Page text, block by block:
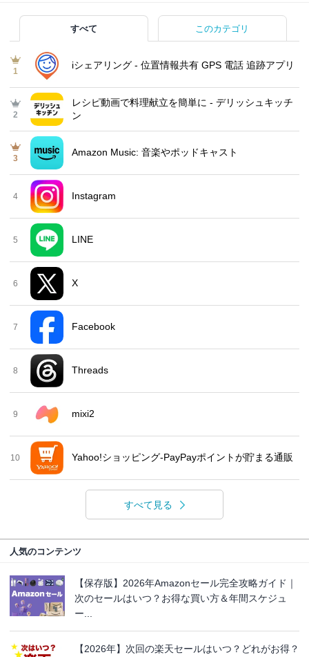
すべて このカテゴリ
1
iシェアリング - 位置情報共有 GPS 電話 追跡アプリ
2
レシピ動画で料理献立を簡単‪に - デリッシュキッチ
ン
3
Amazon Music: 音楽やポッドキャスト
4 Instagram
5 LINE
6 X
7 Facebook
8 Threads
9 mixi2
10 Yahoo!ショッピング-PayPayポイントが貯まる通販
すべて見る
人気のコンテンツ
【保存版】2026年Amazonセール完全攻略ガイド｜
次のセールはいつ？お得な買い方＆年間スケジュ
ー...
【2026年】次回の楽天セールはいつ？どれがお得？